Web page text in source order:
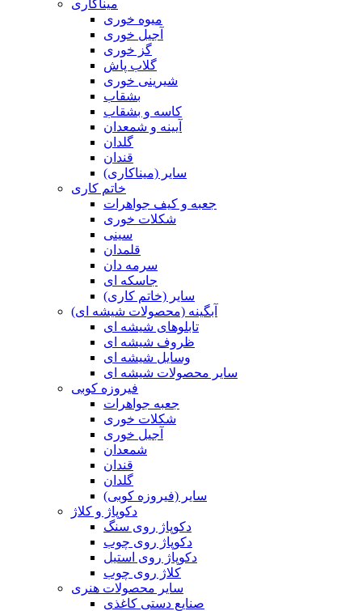
میناکاری
میوه خوری
آجیل خوری
گز خوری
گلاب پاش
شیرینی خوری
بشقاب
کاسه و بشقاب
آیینه و شمعدان
گلدان
قندان
سایر (میناکاری)
خاتم کاری
جعبه و کیف جواهرات
شکلات خوری
سینی
قلمدان
سرمه دان
جاسکه ای
سایر (خاتم کاری)
آبگینه (محصولات شیشه ای)
تابلوهای شیشه ای
ظروف شیشه ای
وسایل شیشه ای
سایر محصولات شیشه ای
فیروزه کوبی
جعبه جواهرات
شکلات خوری
آجیل خوری
شمعدان
قندان
گلدان
سایر (فیروزه کوبی)
دکوپاژ و کلاژ
دکوپاژ روی سنگ
دکوپاژ روی چوب
دکوپاژ روی استیل
کلاژ روی چوب
سایر محصولات هنری
صنایع دستی کاغذی